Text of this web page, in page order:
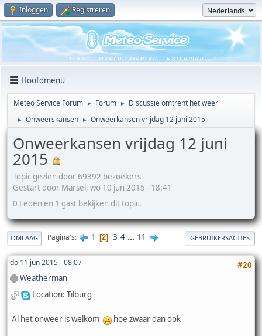
Inloggen Registreren
Hoofdmenu
Meteo Service Forum ► Forum ► Discussie omtrent het weer
► Onweerskansen ► Onweerkansen vrijdag 12 juni 2015
Onweerkansen vrijdag 12 juni
2015
Topic gezien door 69392 bezoekers
Gestart door Marsel, wo 10 jun 2015 - 18:41
0 Leden en 1 gast bekijken dit topic.
OMLAAG Pagina's 1 2 3 4 ... 11 GEBRUIKERSACTIES
do 11 jun 2015 - 08:07
#20
Weatherman
Location: Tilburg
Al het onweer is welkom hoe zwaar dan ook